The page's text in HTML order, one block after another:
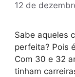
12 de
Sabe aqueles
perfeita? Pois
Com 30 e 32
tinham